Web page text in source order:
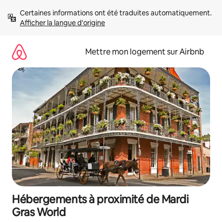
directement
Afficher la langue d'origine
Mettre mon logement sur Airbnb
Hébergements à proximité de Mardi
Gras World